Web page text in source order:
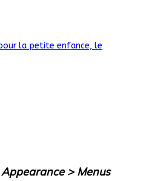
Appearance > Menus